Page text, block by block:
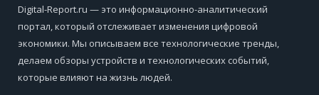
Digital-Report.ru — это информационно-аналитический
портал, который отслеживает изменения цифровой
экономики. Мы описываем все технологические тренды,
делаем обзоры устройств и технологических событий,
которые влияют на жизнь людей.